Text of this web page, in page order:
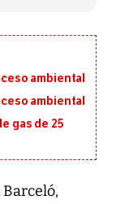
ambiental
ambiental
gas de 25